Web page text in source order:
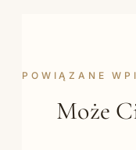
POWIĄZANE
Może